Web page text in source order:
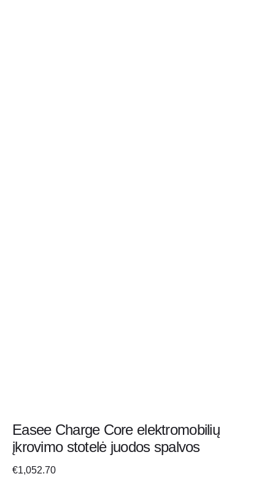
Easee Charge Core elektromobilių
įkrovimo stotelė juodos spalvos
€1,052.70